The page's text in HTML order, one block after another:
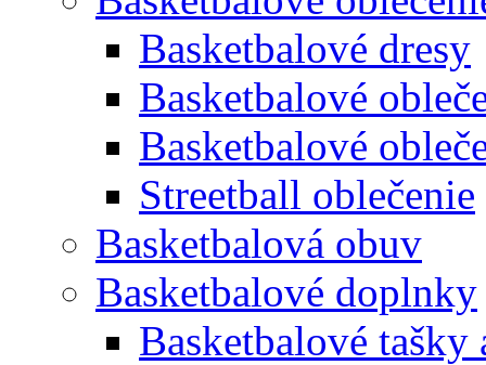
Basketbalové dresy
Basketbalové
Basketbalové
Streetball oblečenie
Basketbalová obuv
Basketbalové doplnky
Basketbalové tašky